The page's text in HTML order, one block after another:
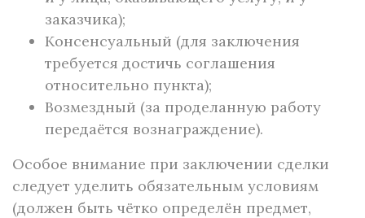
заказчика);
Консенсуальный (для заключения
требуется достичь соглашения
относительно пункта);
Возмездный (за проделанную работу
передаётся вознаграждение).
Особое внимание при заключении сделки
следует уделить обязательным условиям
(должен быть чётко определён предмет,